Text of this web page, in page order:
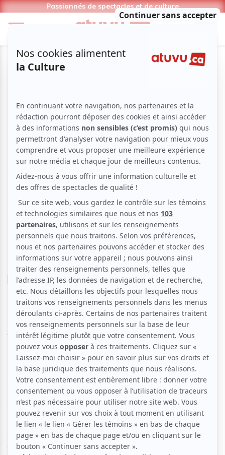
Passionnés de spectacles et de culture
Musique Pop Electronique Française
Gaële & Recepteurz
Aucune offre promotionnelle
disponible
Soyez les premiers avisés dès qu'il y aura une offre promo
pour Gaële & Recepteurz:INSCRIVEZ-VOUS
Gaële:
Une incontournable de la relève québécoise! Métissage
culturel et musical, alliage de sonorités électro-pop et de
tradition française, l'album Cockpit dévoile l'univers